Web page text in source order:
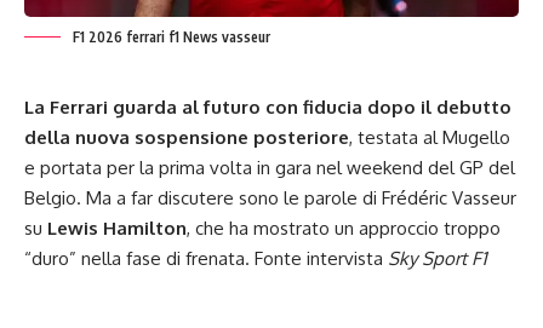
F1 2026 ferrari f1 News vasseur
La Ferrari guarda al futuro con fiducia dopo il debutto
della nuova sospensione posteriore, testata al Mugello
e portata per la prima volta in gara nel weekend del GP del
Belgio. Ma a far discutere sono le parole di Frédéric Vasseur
su Lewis Hamilton, che ha mostrato un approccio troppo
“duro” nella fase di frenata. Fonte intervista Sky Sport F1